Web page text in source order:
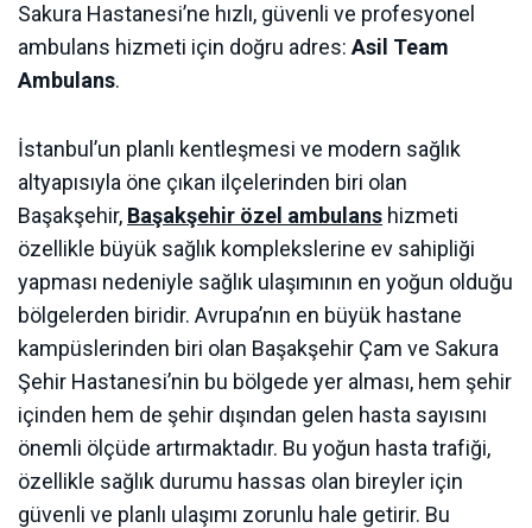
Sakura Hastanesi’ne hızlı, güvenli ve profesyonel
ambulans hizmeti için doğru adres: Asil Team
Ambulans.
İstanbul’un planlı kentleşmesi ve modern sağlık
altyapısıyla öne çıkan ilçelerinden biri olan
Başakşehir, Başakşehir özel ambulans hizmeti
özellikle büyük sağlık komplekslerine ev sahipliği
yapması nedeniyle sağlık ulaşımının en yoğun olduğu
bölgelerden biridir. Avrupa’nın en büyük hastane
kampüslerinden biri olan Başakşehir Çam ve Sakura
Şehir Hastanesi’nin bu bölgede yer alması, hem şehir
içinden hem de şehir dışından gelen hasta sayısını
önemli ölçüde artırmaktadır. Bu yoğun hasta trafiği,
özellikle sağlık durumu hassas olan bireyler için
güvenli ve planlı ulaşımı zorunlu hale getirir. Bu